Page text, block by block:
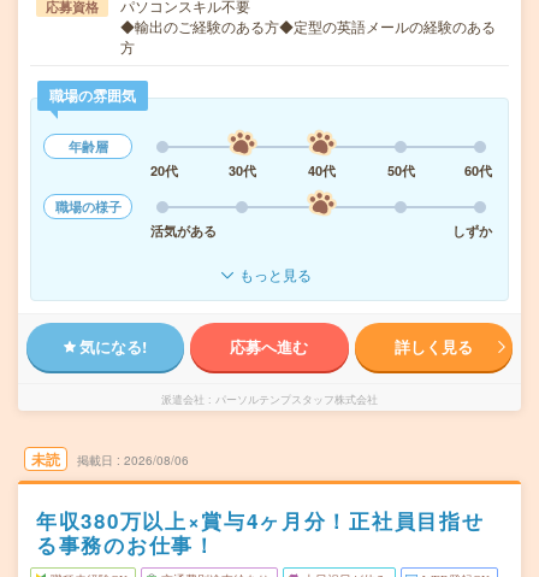
応募資格
パソコンスキル不要
◆輸出のご経験のある方◆定型の英語メールの経験のある
方
職場の雰囲気
年齢層
20代
30代 40代 50代
60代
職場の様子
活気がある
しずか
もっと見る
気になる! 応募へ進む 詳しく見る
派遣会社 パーソルテンプスタッフ株式会社
未読 掲載日 2026/08/06
年収380万以上×賞与4ヶ月分！正社員目指せ
る事務のお仕事！